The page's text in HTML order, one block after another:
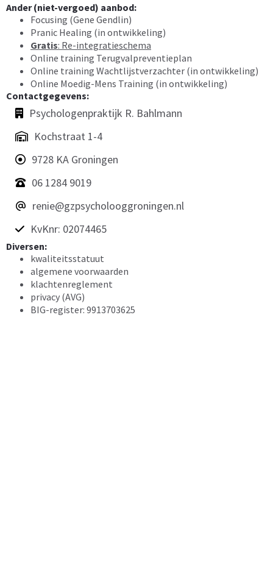
Ander (niet-vergoed) aanbod:
Focusing (Gene Gendlin)
Pranic Healing (in ontwikkeling)
Gratis: Re-integratieschema
Online training Terugvalpreventieplan
Online training Wachtlijstverzachter (in ontwikkeling)
Online Moedig-Mens Training (in ontwikkeling)
Contactgegevens:
Psychologenpraktijk R. Bahlmann
Kochstraat 1-4
9728 KA Groningen
06 1284 9019
renie@gzpsycholooggroningen.nl
KvKnr: 02074465
Diversen:
kwaliteitsstatuut
algemene voorwaarden
klachtenreglement
privacy (AVG)
BIG-register: 9913703625